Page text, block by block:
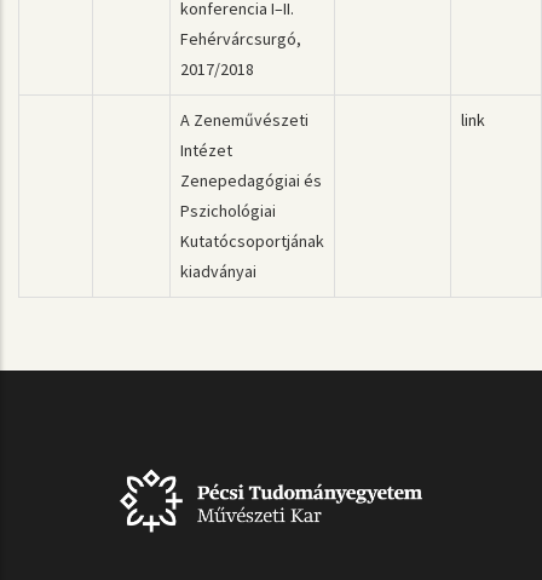
konferencia I–II.
Fehérvárcsurgó,
2017/2018
A Zeneművészeti
Intézet
Zenepedagógiai és
Pszichológiai
Kutatócsoportjának
kiadványai
link